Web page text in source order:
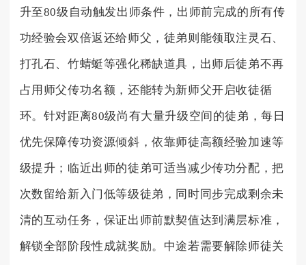
升至80级自动触发出师条件，出师前完成的所有传
功经验会双倍返还给师父，徒弟则能领取注灵石、
打孔石、竹蜻蜓等强化稀缺道具，出师后徒弟不再
占用师父传功名额，还能转为新师父开启收徒循
环。针对距离80级尚有大量升级空间的徒弟，每日
优先保障传功资源倾斜，依靠师徒高额经验加速等
级提升；临近出师的徒弟可适当减少传功分配，把
次数留给新入门低等级徒弟，同时同步完成剩余未
清的互动任务，保证出师前默契值达到满层标准，
解锁全部阶段性成就奖励。中途若需要解除师徒关